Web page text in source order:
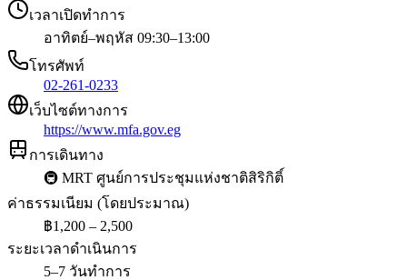
เวลาเปิดทำการ
อาทิตย์–พฤหัส 09:30–13:00
โทรศัพท์
02-261-0233
เว็บไซต์ทางการ
https://www.mfa.gov.eg
การเดินทาง
🚇 MRT ศูนย์การประชุมแห่งชาติสิริกิติ์
ค่าธรรมเนียม (โดยประมาณ)
฿1,200 – 2,500
ระยะเวลาดำเนินการ
5–7 วันทำการ